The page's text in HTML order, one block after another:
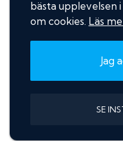
bästa upplevelsen
om cookies. Läs
Jag
SE